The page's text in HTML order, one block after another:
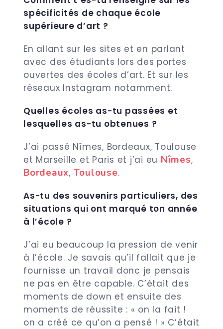
spécificités de chaque école
supérieure d’art ?
En allant sur les sites et en parlant
avec des étudiants lors des portes
ouvertes des écoles d’art. Et sur les
réseaux Instagram notamment.
Quelles écoles as-tu passées et
lesquelles as-tu obtenues ?
J’ai passé Nîmes, Bordeaux, Toulouse
et Marseille et Paris et j’ai eu Nîmes,
Bordeaux, Toulouse.
As-tu des souvenirs particuliers, des
situations qui ont marqué ton année
à l’école ?
J’ai eu beaucoup la pression de venir
à l’école. Je savais qu’il fallait que je
fournisse un travail donc je pensais
ne pas en être capable. C’était des
moments de down et ensuite des
moments de réussite : « on la fait !
on a créé ce qu’on a pensé ! » C’était